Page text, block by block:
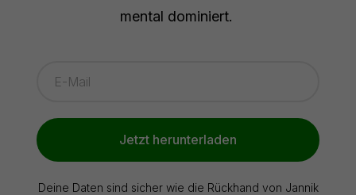
mental dominiert.
Jetzt herunterladen
Deine Daten sind sicher wie die Rückhand von Jannik